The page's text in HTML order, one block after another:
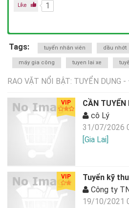
1
Tags: tuyển nhân viên dầu nhớt
máy gia công tuyen lai xe
RAO VẶT NỔI BẬT: TUYỂN DỤNG
VIP
CẦN TUYỂN
cô Lý
31/07/2026
[Gia Lai]
VIP
Tuyển kỹ
Công ty
19/10/2021